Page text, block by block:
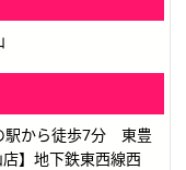
駅から徒歩7分 東豊
】地下鉄東西線西